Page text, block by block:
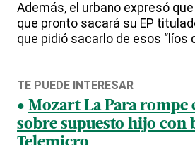
Además, el urbano expresó
que pronto sacará su EP
que pidió sacarlo de esos “líos
TE PUEDE INTERESAR
Mozart La Para rompe
sobre supuesto hijo con